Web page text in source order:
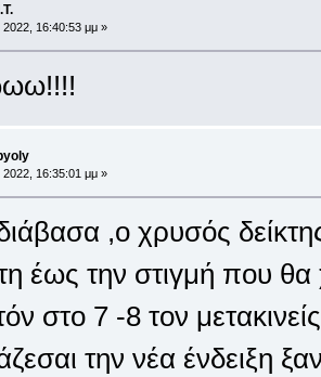
2022, 16:40:53 μμ »
2022, 16:35:01 μμ »
,ο χρυσός
έως την στιγμή που
στο 7 -8 τον
την νέα ένδειξη